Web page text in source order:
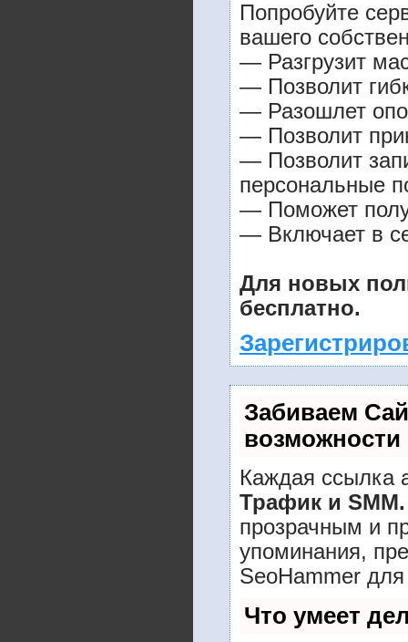
Попробуйте
вашего
— Разгрузит
— Позволит
— Разошлет
— Позволит
— Позволит
персональные
— Поможет
— Включает в
Для новых
бесплатно.
Забиваем
возможности
Каждая ссылка
Трафик и SMM.
прозрачным и
упоминания,
SeoHammer
Что умеет